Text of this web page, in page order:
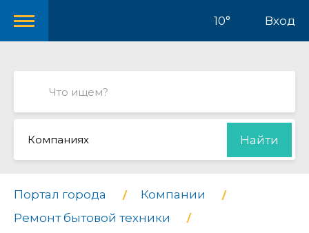
10° Вход
Компаниях Найти
Портал города
Компании
Ремонт бытовой техники